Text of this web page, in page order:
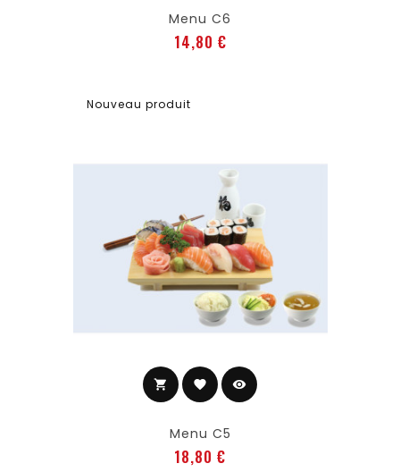
Menu C6
14,80 €Prix
Nouveau produit
shopping_cart favorite visibility
Menu C5
18,80 €